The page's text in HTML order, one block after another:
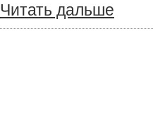
Читать дальше